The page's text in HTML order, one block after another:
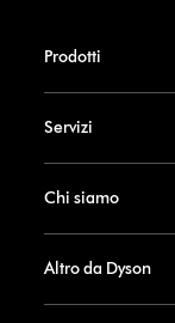
Prodotti
Servizi
Chi siamo
Altro da Dyson